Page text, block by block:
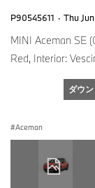
P90545611 · Thu
MINI Aceman SE
Red, Interior:
ダウ
Aceman